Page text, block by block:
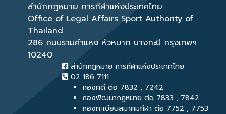
สำนักกฎหมาย การกีฬาแห่งประเทศไทย
Office of Legal Affairs Sport Authority of
Thailand
286 ถนนรามคำแหง หัวหมาก บางกะปิ กรุงเทพฯ
10240
สำนักกฎหมาย การกีฬาแห่งประเทศไทย
02 186 7111
กองคดี ต่อ 7832 , 7242
กองพัฒนากฎหมาย ต่อ 7833 , 7842
กองทะเบียนสมาคมกีฬา ต่อ 7752 , 7753